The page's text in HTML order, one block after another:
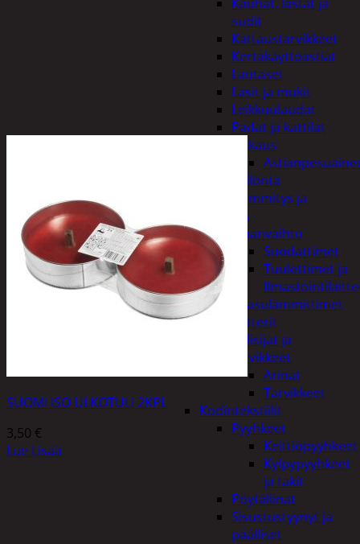
sudit
Kattaustarvikkeet
Kertakäyttöastiat
Lautaset
Lasit ja mukit
Leikkuulaudat
Padat ja kattilat
Tiskaus
Säilöntä
Kodin lämmitys ja
tuuletus
Ilmanvaihto
Suodattimet
Tuulettimet ja
Kaasulämmittimet
Patterit
Tulisijat ja
tarvikkeet
Arinat
Tarvikkeet
Kodintekstiilit
Pyyhkeet
Keittiöpyyhkeet
Kylpypyyhkeet
ja takit
Pöytäliinat
Sisustustyynyt ja
päälliset
SUOMI ISO ULKOTULI 2KPL
3,50 €
Lue Lisää